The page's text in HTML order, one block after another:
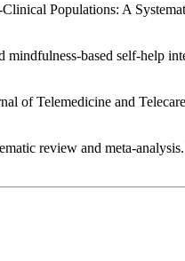
Populations: A
based self-help
of Telemedicine and
review and